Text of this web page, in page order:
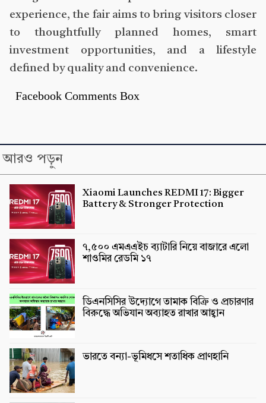
experience, the fair aims to bring visitors closer
to thoughtfully planned homes, smart
investment opportunities, and a lifestyle
defined by quality and convenience.
Facebook Comments Box
আরও পড়ুন
Xiaomi Launches REDMI 17: Bigger
Battery & Stronger Protection
৭,৫০০ এমএএইচ ব্যাটারি নিয়ে বাজারে এলো
শাওমির রেডমি ১৭
ডিএনসিসির উদ্যোগে তামাক বিক্রি ও প্রচারণার
বিরুদ্ধে অভিযান অব্যাহত রাখার আহ্বান
ভারতে বন্যা-ভূমিধসে শতাধিক প্রাণহানি